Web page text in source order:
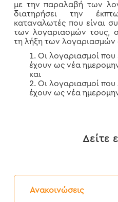
με την παραλαβή των
διατηρήσει την
καταναλωτές που είναι
των λογαριασμών τους,
τη λήξη των λογαριασμών
Οι λογαριασμοί
έχουν ως νέα
και
Οι λογαριασμοί
έχουν ως νέα
Δείτε
Ανακοινώσεις
Δελτίο
Τύπου: